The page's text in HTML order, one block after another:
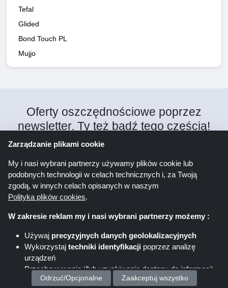
Tefal
Glided
Bond Touch PL
Mujjo
Oferty oszczędnościowe poprzez
newsletter. Ty też bądź tego częścią!
Rejestr
Klikając „Zarejestruj się” rejestrujesz się do
można znaleźć w oświadczeniu o ochronie danych.
Zarządzanie plikami cookie
My i nasi wybrani partnerzy używamy plików cookie lub
podobnych technologii w celach technicznych i, za Twoją
zgodą, w innych celach opisanych w naszym
Polityka plików cookies.
W zakresie reklam my i nasi wybrani partnerzy możemy :
Używaj precyzyjnych danych geolokalizacyjnych
Wykorzystaj techniki identyfikacji poprzez analizę
urządzeń
Przechowywanie i/lub uzyskiwanie dostępu do informacji
na urządzeniu
Odrzuć/Opcjonalne Zaakceptuj wszystko